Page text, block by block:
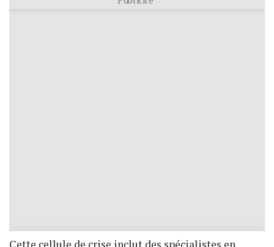
Cette cellule de crise inclut des spécialistes en